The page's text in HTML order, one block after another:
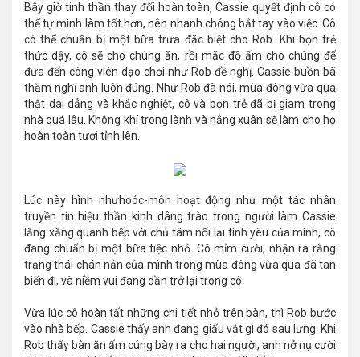
Bây giờ tinh thần thay đổi hoàn toàn, Cassie quyết định cô có
thể tự mình làm tốt hơn, nên nhanh chóng bắt tay vào việc. Cô
có thể chuẩn bị một bữa trưa đặc biệt cho Rob. Khi bọn trẻ
thức dậy, cô sẽ cho chúng ăn, rồi mặc đồ ấm cho chúng để
đưa đến công viên dạo chơi như Rob đề nghị. Cassie buồn bã
thầm nghĩ anh luôn đúng. Như Rob đã nói, mùa đông vừa qua
thật dai dẳng và khắc nghiệt, cô và bọn trẻ đã bị giam trong
nhà quá lâu. Không khí trong lành và nắng xuân sẽ làm cho họ
hoàn toàn tươi tỉnh lên.
Lúc này hình nhưhoóc-môn hoạt động như một tác nhân
truyền tín hiệu thần kinh dâng trào trong người làm Cassie
lăng xăng quanh bếp với chủ tâm nối lại tình yêu của mình, cô
đang chuẩn bị một bữa tiệc nhỏ. Cô mỉm cười, nhận ra rằng
trạng thái chán nản của mình trong mùa đông vừa qua đã tan
biến đi, và niềm vui đang dần trở lại trong cô.
Vừa lúc cô hoàn tất những chi tiết nhỏ trên bàn, thì Rob bước
vào nhà bếp. Cassie thấy anh đang giấu vật gì đó sau lưng. Khi
Rob thấy bàn ăn ấm cúng bày ra cho hai người, anh nở nụ cười